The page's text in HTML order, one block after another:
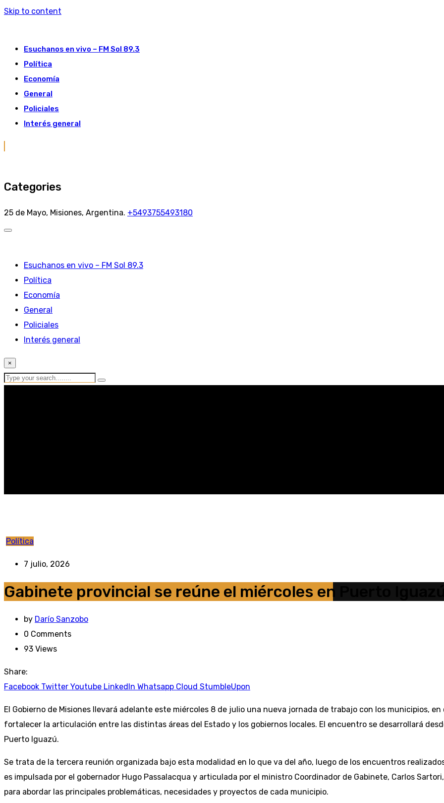
Skip to content
Esuchanos en vivo – FM Sol 89.3
Política
Economía
General
Policiales
Interés general
Categories
25 de Mayo, Misiones, Argentina. +5493755493180
Esuchanos en vivo – FM Sol 89.3
Política
Economía
General
Policiales
Interés general
×
Política
7 julio, 2026
Gabinete provincial se reúne el miércoles en Puerto
by Darío Sanzobo
0 Comments
93 Views
Share:
Facebook Twitter Youtube LinkedIn Whatsapp Cloud StumbleUpon
El Gobierno de Misiones llevará adelante este miércoles 8 de julio una nueva jornada de trabajo con los municipios,
fortalecer la articulación entre las distintas áreas del Estado y los gobiernos locales. El encuentro se desarrollará
Puerto Iguazú.
Se trata de la tercera reunión organizada bajo esta modalidad en lo que va del año, luego de los encuentros
es impulsada por el gobernador Hugo Passalacqua y articulada por el ministro Coordinador de Gabinete, Carlos
para abordar las principales problemáticas, necesidades y proyectos de cada municipio.